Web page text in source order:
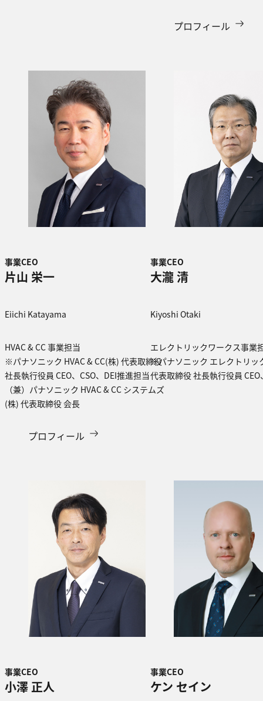
プロフィール
事業CEO
片山 栄一
Eiichi Katayama
HVAC & CC 事業担当
※パナソニック HVAC & CC(株) 代表取締役
社長執行役員 CEO、CSO、DEI推進担当
（兼）パナソニック HVAC & CC システムズ
(株) 代表取締役 会長
プロフィール
事業CEO
大瀧 清
Kiyoshi Otaki
エレクトリックワークス事業
※パナソニック エレクトリッ
代表取締役 社長執行役員
事業CEO
小澤 正人
事業CEO
ケン セイン